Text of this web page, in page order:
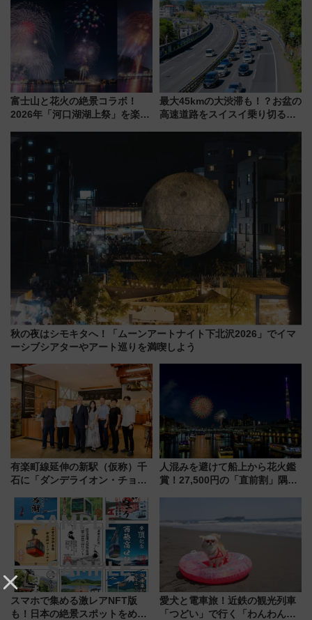
法は？
化！安全性や乗り心地の向上に
貢献するだけでなく、全線区で
活躍するための仕組みも
富士山と花火の絶景コラボ！
2026年「河口湖湖上祭」を楽し
ススメ
最大45kmの大渋滞も！？お盆の
高速道路をスイスイ乗り切る快
秋の夜はシモキタへ！「ムーンアートナイト下北沢2026」でイマ
ーシブシアターやアート巡りを満喫しよう
有楽町線延伸の新駅（仮称）千
石に「ダンデライオン・チョコ
1億円出資で挑む新時代のまちづ
くりとは？
人混みを避けて船上から花火鑑
賞！27,500円の「直前割」隅田
スマホで集める激レアNFT版
も！日本の絶景スポットをめぐ
愛犬と電車旅！近鉄の観光列車
「つどい」で行く「わんわん列